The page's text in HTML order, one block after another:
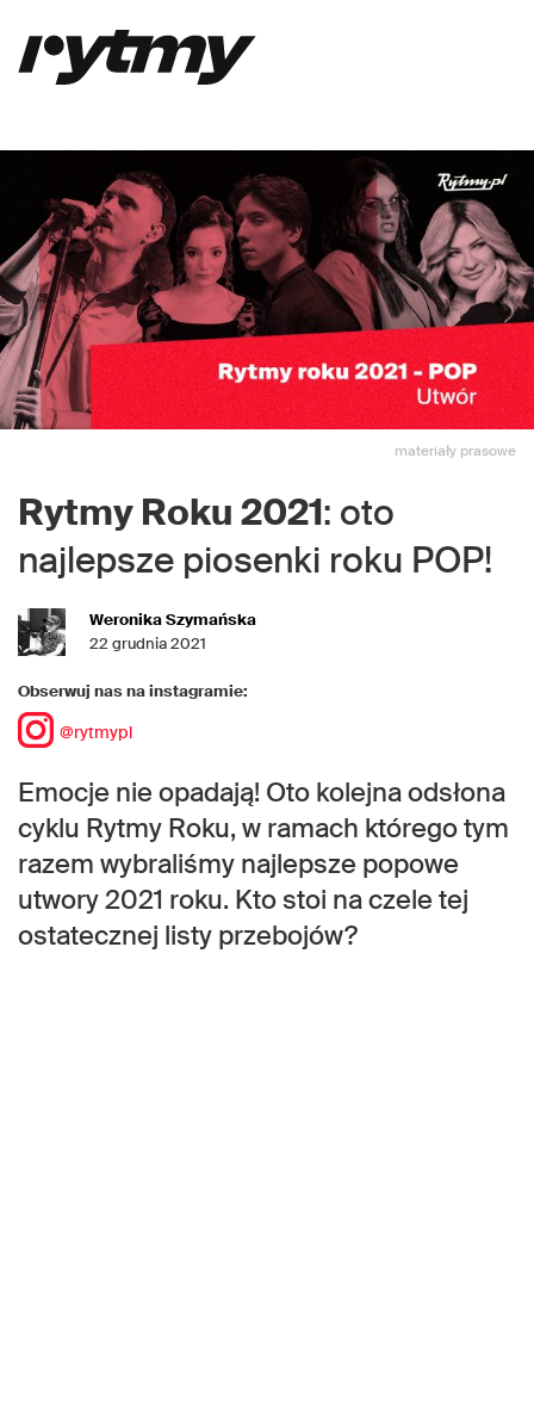
materiały prasowe
Rytmy Roku 2021: oto
najlepsze piosenki roku POP!
Weronika Szymańska
22 grudnia 2021
Obserwuj nas na instagramie:
@rytmypl
Emocje nie opadają! Oto kolejna odsłona
cyklu Rytmy Roku, w ramach którego tym
razem wybraliśmy najlepsze popowe
utwory 2021 roku. Kto stoi na czele tej
ostatecznej listy przebojów?